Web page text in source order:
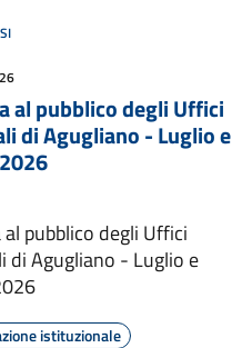
al pubblico degli Uffici
di Agugliano - Luglio e
al pubblico degli Uffici
di Agugliano - Luglio e
istituzionale